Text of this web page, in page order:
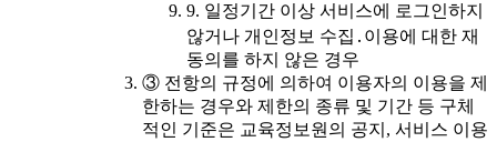
9. 일정기간 이상 서비스에 로그인하지
않거나 개인정보 수집․이용에 대한 재
동의를 하지 않은 경우
③ 전항의 규정에 의하여 이용자의 이용을 제
한하는 경우와 제한의 종류 및 기간 등 구체
적인 기준은 교육정보원의 공지, 서비스 이용